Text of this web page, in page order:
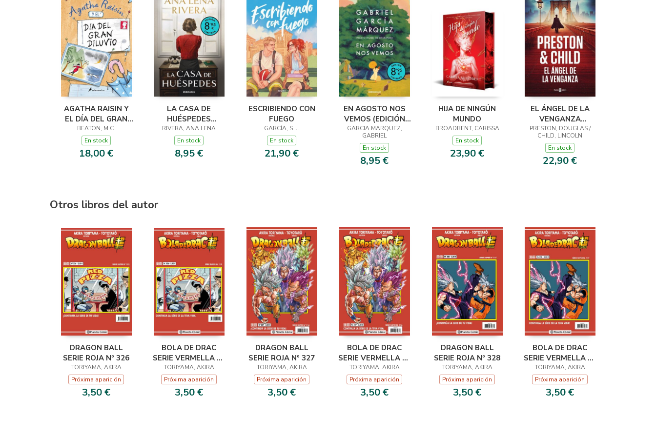
AGATHA RAISIN Y
EL DÍA DEL GRAN
DILUVIO (AGATHA
RAISIN 12)
BEATON, M.C.
En stock
18,00 €
LA CASA DE
HUÉSPEDES
(EDICIÓN LIMITADA ·
VERANO)
RIVERA, ANA LENA
En stock
8,95 €
ESCRIBIENDO CON
FUEGO
GARCÍA, S. J.
En stock
21,90 €
EN AGOSTO NOS
VEMOS (EDICIÓN
LIMITADA)
GARCIA MARQUEZ,
GABRIEL
En stock
8,95 €
HIJA DE NINGÚN
MUNDO
BROADBENT, CARISSA
En stock
23,90 €
EL ÁNGEL DE LA
VENGANZA
(INSPECTOR
PENDERGAST 22)
PRESTON, DOUGLAS /
CHILD, LINCOLN
En stock
22,90 €
Otros libros del autor
DRAGON BALL
SERIE ROJA Nº 326
TORIYAMA, AKIRA
Próxima aparición
3,50 €
BOLA DE DRAC
SERIE VERMELLA Nº
326
TORIYAMA, AKIRA
Próxima aparición
3,50 €
DRAGON BALL
SERIE ROJA Nº 327
TORIYAMA, AKIRA
Próxima aparición
3,50 €
BOLA DE DRAC
SERIE VERMELLA Nº
327
TORIYAMA, AKIRA
Próxima aparición
3,50 €
DRAGON BALL
SERIE ROJA Nº 328
TORIYAMA, AKIRA
Próxima aparición
3,50 €
BOLA DE DRAC
SERIE VERMELLA Nº
328
TORIYAMA, AKIRA
Próxima aparición
3,50 €